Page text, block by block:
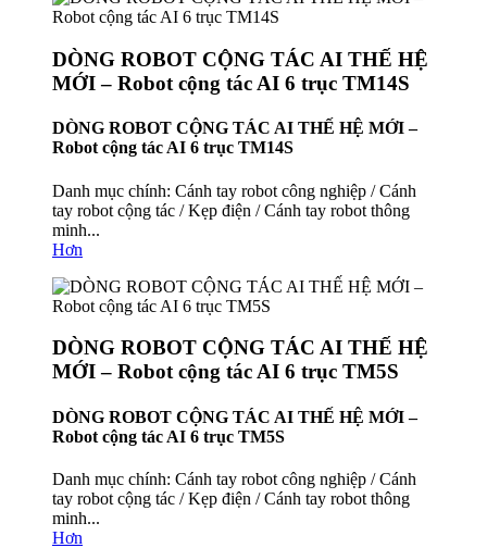
DÒNG ROBOT CỘNG TÁC AI THẾ HỆ
MỚI – Robot cộng tác AI 6 trục TM14S
DÒNG ROBOT CỘNG TÁC AI THẾ HỆ MỚI –
Robot cộng tác AI 6 trục TM14S
Danh mục chính: Cánh tay robot công nghiệp / Cánh
tay robot cộng tác / Kẹp điện / Cánh tay robot thông
minh...
Hơn
DÒNG ROBOT CỘNG TÁC AI THẾ HỆ
MỚI – Robot cộng tác AI 6 trục TM5S
DÒNG ROBOT CỘNG TÁC AI THẾ HỆ MỚI –
Robot cộng tác AI 6 trục TM5S
Danh mục chính: Cánh tay robot công nghiệp / Cánh
tay robot cộng tác / Kẹp điện / Cánh tay robot thông
minh...
Hơn